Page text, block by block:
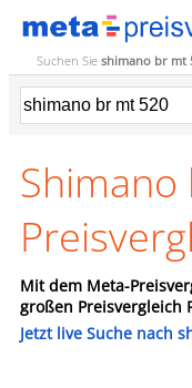
Suchen Sie shimano br mt
Shimano
Mit dem Meta-
großen Preisvergleich
Jetzt live Suche nach